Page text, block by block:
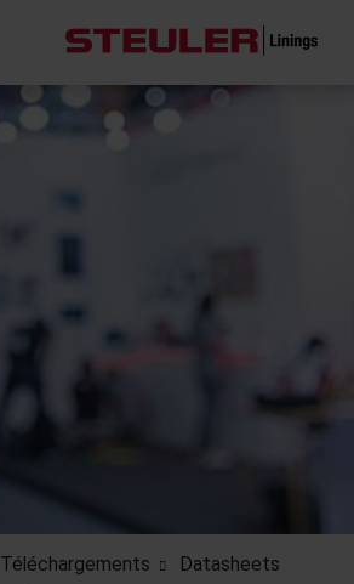
Téléchargements
Datasheets